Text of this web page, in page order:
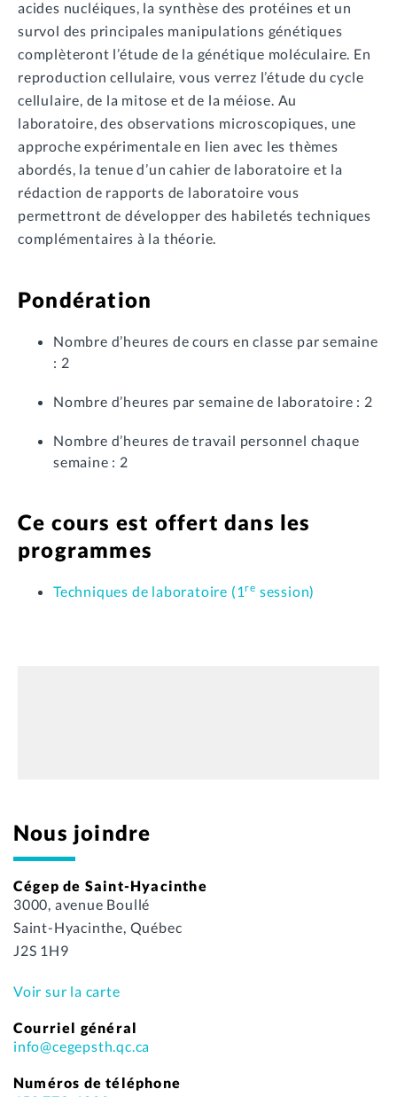
acides nucléiques, la synthèse des protéines et un
survol des principales manipulations génétiques
complèteront l’étude de la génétique moléculaire. En
reproduction cellulaire, vous verrez l’étude du cycle
cellulaire, de la mitose et de la méiose. Au
laboratoire, des observations microscopiques, une
approche expérimentale en lien avec les thèmes
abordés, la tenue d’un cahier de laboratoire et la
rédaction de rapports de laboratoire vous
permettront de développer des habiletés techniques
complémentaires à la théorie.
Pondération
Nombre d’heures de cours en classe par semaine
: 2
Nombre d’heures par semaine de laboratoire : 2
Nombre d’heures de travail personnel chaque
semaine : 2
Ce cours est offert dans les
programmes
Techniques de laboratoire (1re session)
Nous joindre
Cégep de Saint-Hyacinthe
3000, avenue Boullé
Saint-Hyacinthe, Québec
J2S 1H9
Voir sur la carte
Courriel général
info@cegepsth.qc.ca
Numéros de téléphone